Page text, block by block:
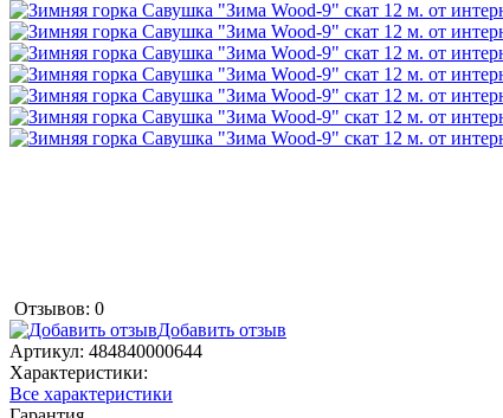
Отзывов: 0
Добавить отзыв
Артикул: 484840000644
Характеристики:
Все характеристики